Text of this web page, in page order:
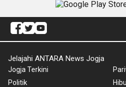
Jelajahi ANTARA News Jogja
Jogja Terkini
Politik